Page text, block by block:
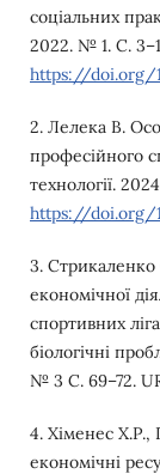
соціальних
2022. № 1. С.
https://doi.org/
2. Лелека В.
професійного
технології.
https://doi.org/
3.
економічної
спортивних
біологічні
№ 3 С. 69–72.
4. Хіменес
економічні